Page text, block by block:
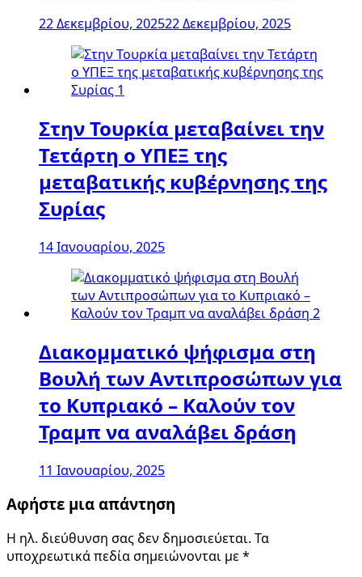
22 Δεκεμβρίου, 202522 Δεκεμβρίου, 2025
Στην Τουρκία μεταβαίνει την
Τετάρτη ο ΥΠΕΞ της
μεταβατικής κυβέρνησης της
Συρίας
14 Ιανουαρίου, 2025
Διακομματικό ψήφισμα στη
Βουλή των Αντιπροσώπων για
το Κυπριακό – Καλούν τον
Τραμπ να αναλάβει δράση
11 Ιανουαρίου, 2025
Αφήστε μια απάντηση
Η ηλ. διεύθυνση σας δεν δημοσιεύεται. Τα
υποχρεωτικά πεδία σημειώνονται με*